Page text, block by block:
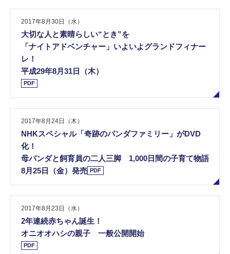
2017年8月30日（水）
大切な人と素晴らしい“とき”を
「ナイトアドベンチャー」いよいよグランドフィナー
レ！
平成29年8月31日（木）
PDF
2017年8月24日（木）
NHKスペシャル「奇跡のパンダファミリー」がDVD
化！
母パンダと飼育員の二人三脚 1,000日間の子育て物語
8月25日（金）発売 PDF
2017年8月23日（水）
2年連続赤ちゃん誕生！
オニオオハシの親子 一般公開開始
PDF